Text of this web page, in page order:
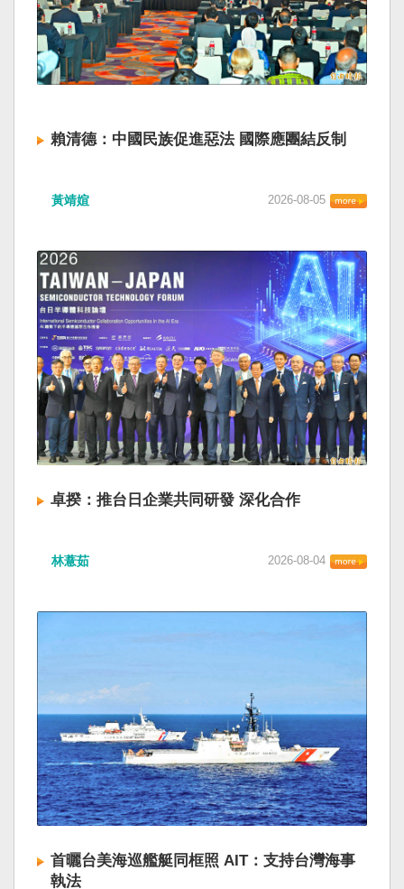
賴清德：中國民族促進惡法 國際應團結反制
黃靖媗 2026-08-05
卓揆：推台日企業共同研發 深化合作
林薏茹 2026-08-04
首曬台美海巡艦艇同框照 AIT：支持台灣海事
執法